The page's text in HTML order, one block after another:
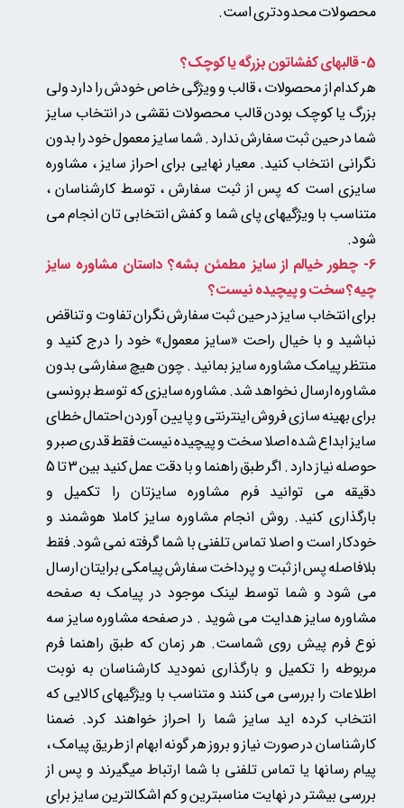
محصولات محدودتری است.
5- قالبهای کفشاتون بزرگه یا کوچک؟
هر کدام از محصولات ، قالب و ویژگی خاص خودش را دارد ولی
بزرگ یا کوچک بودن قالب محصولات نقشی در انتخاب سایز
شما در حین ثبت سفارش ندارد . شما سایز معمول خود را بدون
نگرانی انتخاب کنید. معیار نهایی برای احراز سایز ، مشاوره
سایزی است که پس از ثبت سفارش ، توسط کارشناسان ،
متناسب با ویژگیهای پای شما و کفش انتخابی تان انجام می
شود.​​​​​​​
6- چطور خیالم از سایز مطمئن بشه؟ داستان مشاوره سایز
چیه؟ سخت و پیچیده نیست؟
برای انتخاب سایز در حین ثبت سفارش نگران تفاوت و تناقض
نباشید و با خیال راحت «سایز معمول» خود را درج کنید و
منتظر پیامک مشاوره سایز بمانید . چونهیچ سفارشی بدون
مشاوره ارسال نخواهد شد.مشاوره سایزی که توسط برونسی
برای بهینه سازی فروش اینترنتی و پایین آوردن احتمال خطای
سایز ابداع شده اصلا سخت و پیچیده نیست فقط قدری صبر و
حوصله نیاز دارد . اگر طبق راهنما و با دقت عمل کنید بین 3 تا 5
دقیقه می توانید فرم مشاوره سایزتان را تکمیل و
بارگذاری کنید. روش انجام مشاوره سایز کاملا هوشمند و
خودکار است و اصلا تماس تلفنی با شما گرفته نمی شود. فقط
بلافاصله پس از ثبت و پرداخت سفارش پیامکی برایتان ارسال
می شود و شما توسط لینک موجود در پیامک به صفحه
مشاوره سایز هدایت می شوید . در صفحه مشاوره سایز سه
نوع فرم پیش روی شماست. هر زمان که طبق راهنما فرم
مربوطه را تکمیل و بارگذاری نمودید کارشناسان به نوبت
اطلاعات را بررسی می کنند و متناسب با ویژگیهای کالایی که
انتخاب کرده اید سایز شما را احراز خواهند کرد. ضمنا
کارشناسان در صورت نیاز و بروز هر گونه ابهام از طریق پیامک ،
پیام رسانها یا تماس تلفنی با شما ارتباط میگیرند و پس از
بررسی بیشتر در نهایت مناسبترین و کم اشکالترین سایز برای